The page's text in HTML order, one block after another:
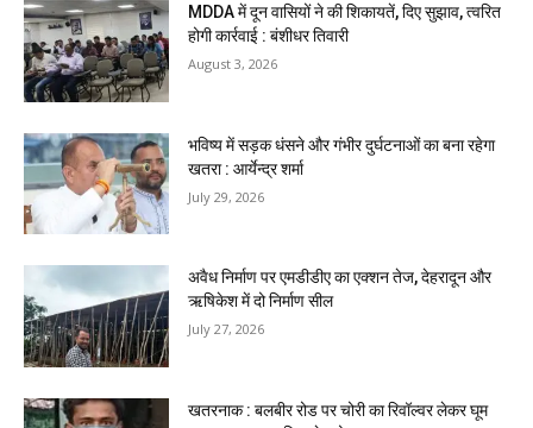
MDDA में दून वासियों ने की शिकायतें, दिए सुझाव, त्वरित
होगी कार्रवाई : बंशीधर तिवारी
August 3, 2026
भविष्य में सड़क धंसने और गंभीर दुर्घटनाओं का बना रहेगा
खतरा : आर्येन्द्र शर्मा
July 29, 2026
अवैध निर्माण पर एमडीडीए का एक्शन तेज, देहरादून और
ऋषिकेश में दो निर्माण सील
July 27, 2026
खतरनाक : बलबीर रोड पर चोरी का रिवॉल्वर लेकर घूम